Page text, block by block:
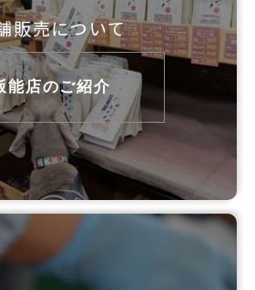
販売について
能店のご紹介